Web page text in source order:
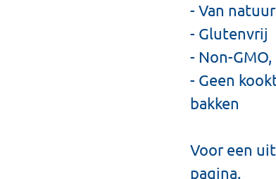
- Van
- Glutenvrij
- Non-
- Geen
bakken
Voor een
pagina.